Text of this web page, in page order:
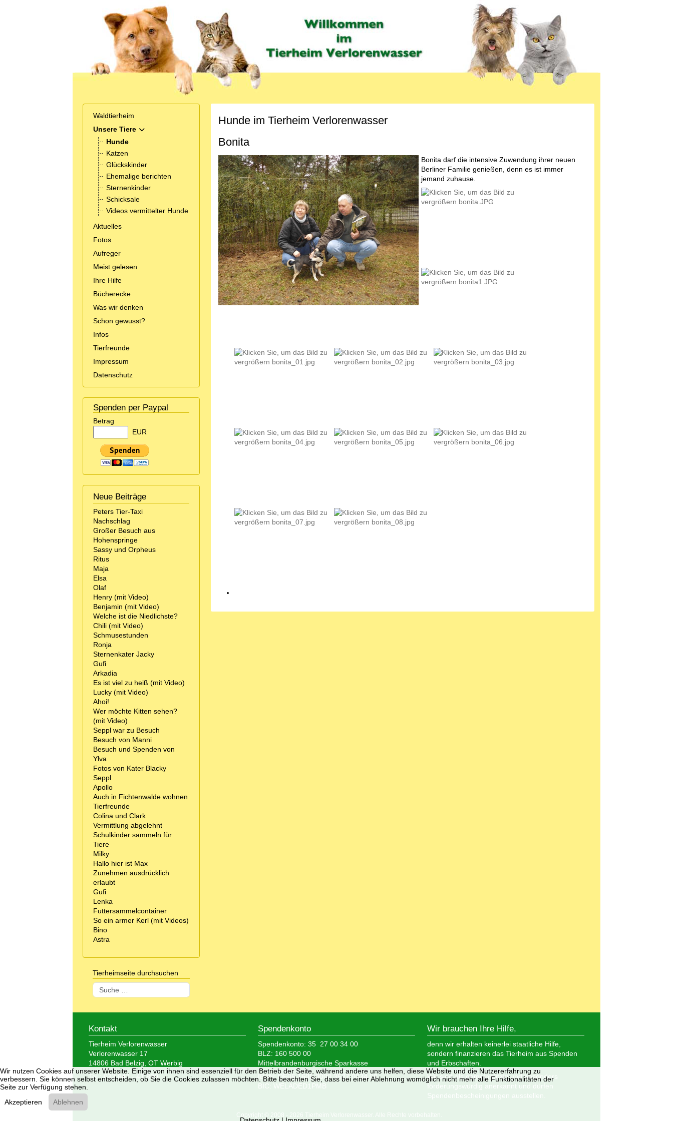
Waldtierheim
Unsere Tiere
MOD_MENU_TOGGLE_SUBMENU_LABEL
Hunde
Katzen
Glückskinder
Ehemalige berichten
Sternenkinder
Schicksale
Videos vermittelter Hunde
Aktuelles
Fotos
Aufreger
Meist gelesen
Ihre Hilfe
Bücherecke
Was wir denken
Schon gewusst?
Infos
Tierfreunde
Impressum
Datenschutz
Spenden per Paypal
Betrag
EUR
Neue Beiträge
Peters Tier-Taxi
Nachschlag
Großer Besuch aus
Hohenspringe
Sassy und Orpheus
Ritus
Maja
Elsa
Olaf
Henry (mit Video)
Benjamin (mit Video)
Welche ist die Niedlichste?
Chili (mit Video)
Schmusestunden
Ronja
Sternenkater Jacky
Gufi
Arkadia
Es ist viel zu heiß (mit Video)
Lucky (mit Video)
Ahoi!
Wer möchte Kitten sehen?
(mit Video)
Seppl war zu Besuch
Besuch von Manni
Besuch und Spenden von
Ylva
Fotos von Kater Blacky
Seppl
Apollo
Auch in Fichtenwalde wohnen
Tierfreunde
Colina und Clark
Vermittlung abgelehnt
Schulkinder sammeln für
Tiere
Milky
Hallo hier ist Max
Zunehmen ausdrücklich
erlaubt
Gufi
Lenka
Futtersammelcontainer
So ein armer Kerl (mit Videos)
Bino
Astra
Tierheimseite durchsuchen
Suchen
Hunde im Tierheim Verlorenwasser
Bonita
Bonita darf die intensive Zuwendung ihrer neuen
Berliner Familie genießen, denn es ist immer
jemand zuhause.
Kontakt
Tierheim Verlorenwasser
Verlorenwasser 17
14806 Bad Belzig, OT Werbig
Tel.: 033 847 - 41 890
Spendenkonto
Spendenkonto: 35 27 00 34 00
BLZ: 160 500 00
Mittelbrandenburgische Sparkasse
IBAN: DE05 1605 0000 3527 0034 00
BIC: WELADED1PMB
Wir brauchen Ihre Hilfe,
denn wir erhalten keinerlei staatliche Hilfe,
sondern finanzieren das Tierheim aus Spenden
und Erbschaften.
Wir sind als gemeinnützig und besonders
förderungswürdig anerkannt und dürfen
Spendenbescheinigungen ausstellen.
Copyright © 2008 - 2026 Tierheim Verlorenwasser. Alle Rechte vorbehalten.
Wir nutzen Cookies auf unserer Website. Einige von ihnen sind essenziell für den Betrieb der Seite, während andere uns helfen, diese Website und die Nutzererfahrung zu
verbessern. Sie können selbst entscheiden, ob Sie die Cookies zulassen möchten. Bitte beachten Sie, dass bei einer Ablehnung womöglich nicht mehr alle Funktionalitäten der
Seite zur Verfügung stehen.
Akzeptieren
Ablehnen